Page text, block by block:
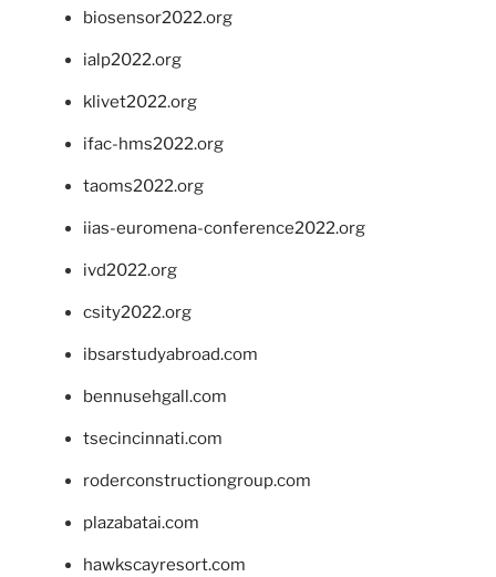
biosensor2022.org
ialp2022.org
klivet2022.org
ifac-hms2022.org
taoms2022.org
iias-euromena-conference2022.org
ivd2022.org
csity2022.org
ibsarstudyabroad.com
bennusehgall.com
tsecincinnati.com
roderconstructiongroup.com
plazabatai.com
hawkscayresort.com